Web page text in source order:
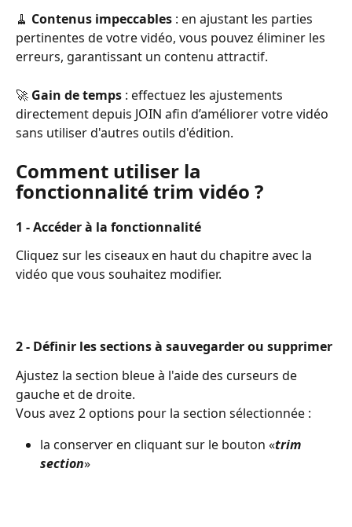
🧹 Contenus impeccables : en ajustant les parties
pertinentes de votre vidéo, vous pouvez éliminer les
erreurs, garantissant un contenu attractif.
🚀 Gain de temps : effectuez les ajustements
directement depuis JOIN afin d’améliorer votre vidéo
sans utiliser d'autres outils d'édition.
Comment utiliser la
fonctionnalité trim vidéo ?
1 - Accéder à la fonctionnalité
Cliquez sur les ciseaux en haut du chapitre avec la
vidéo que vous souhaitez modifier.
2 - Définir les sections à sauvegarder ou supprimer
Ajustez la section bleue à l'aide des curseurs de
gauche et de droite.
Vous avez 2 options pour la section sélectionnée :
la conserver en cliquant sur le bouton «trim
section»